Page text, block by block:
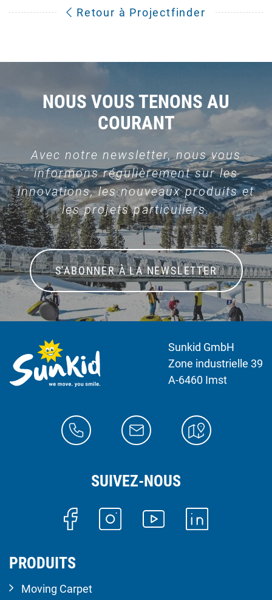
Retour à Projectfinder
NOUS VOUS TENONS AU
COURANT
Avec notre newsletter, nous vous
informons régulièrement sur les
innovations, les nouveaux produits et
les projets particuliers.
S'ABONNER À LA NEWSLETTER
Sunkid GmbH
Zone industrielle 39
A-6460 Imst
SUIVEZ-NOUS
PRODUITS
Moving Carpet